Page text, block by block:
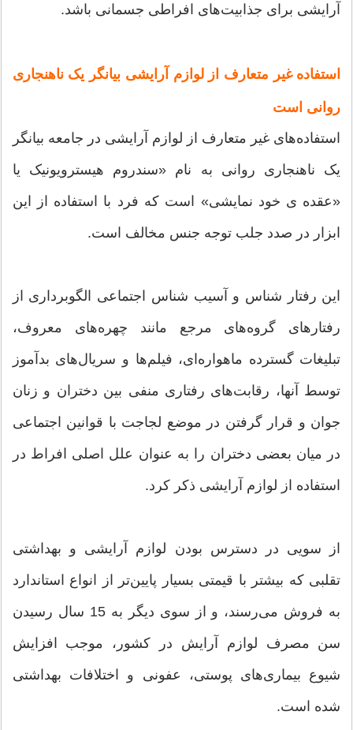
آرایشی برای جذابیت‌های افراطی جسمانی باشد.
استفاده‌ غیر متعارف از لوازم آرایشی بیانگر یک ناهنجاری
روانی است
استفاده‌های غیر متعارف از لوازم آرایشی در جامعه بیانگر
یک ناهنجاری روانی به نام «سندروم هیسترویونیک یا
«عقده‌ ی خود نمایشی» است که فرد با استفاده از این
ابزار در صدد جلب توجه جنس مخالف است.
این رفتار شناس و آسیب شناس اجتماعی الگوبرداری از
رفتارهای گروه‌‌های مرجع مانند چهره‌های معروف،
تبلیغات گسترده ماهواره‌ای، فیلم‌ها و سریال‌های بدآموز
توسط آنها، رقابت‌های رفتاری منفی بین دختران و زنان
جوان و قرار گرفتن در موضع لجاجت با قوانین اجتماعی
در میان بعضی دختران را به عنوان علل اصلی افراط در
استفاده از لوازم آرایشی ذکر کرد.
از سویی در دسترس بودن لوازم آرایشی و بهداشتی
تقلبی که بیشتر با قیمتی بسیار پایین‌تر از انواع استاندارد
به فروش می‌رسند، و از سوی دیگر به 15 سال رسیدن
سن مصرف لوازم آرایش در کشور، موجب افزایش
شیوع بیماری‌های پوستی، عفونی و اختلافات بهداشتی
شده است.